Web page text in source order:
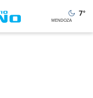
7°